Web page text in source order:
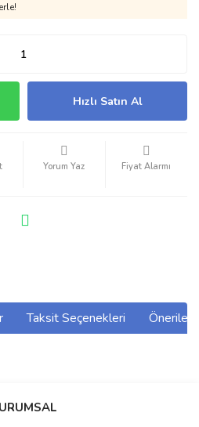
Hızlı Satın Al
Yorum Yaz Fiyat Alarmı
Taksit Seçenekleri
yorumu siz yapın!